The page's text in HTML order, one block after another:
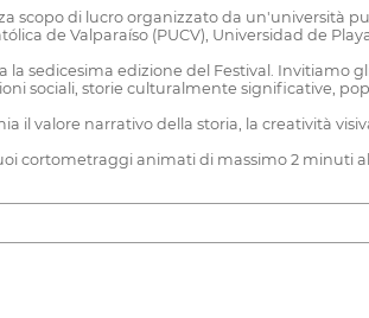
scopo di lucro organizzato da un'università
de Valparaíso (PUCV), Universidad de
la sedicesima edizione del Festival.
sociali, storie culturalmente significative,
il valore narrativo della storia, la creatività
cortometraggi animati di massimo 2 minuti